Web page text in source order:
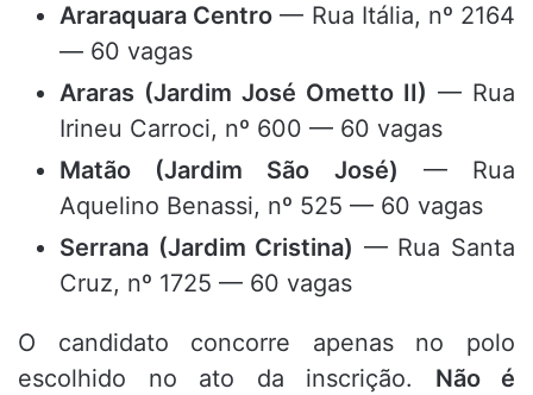
Araraquara Centro — Rua Itália, nº 2164
— 60 vagas
Araras (Jardim José Ometto II) — Rua
Irineu Carroci, nº 600 — 60 vagas
Matão (Jardim São José) — Rua
Aquelino Benassi, nº 525 — 60 vagas
Serrana (Jardim Cristina) — Rua Santa
Cruz, nº 1725 — 60 vagas
O candidato concorre apenas no polo
escolhido no ato da inscrição. Não é